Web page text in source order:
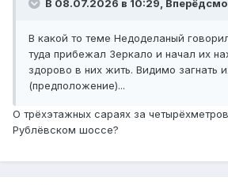
В 08.07.2026 в 10:29,
В какой то теме Недоделаный
туда прибежал Зеркало и начал их
здорово в них жить. Видимо загнать
(предположение)...
О трёхэтажных сараях за
Рублёвском шоссе?